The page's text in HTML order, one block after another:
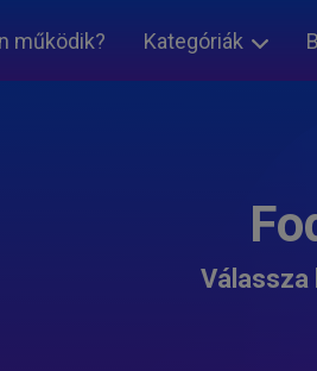
működik? Kategóriák
Válassza